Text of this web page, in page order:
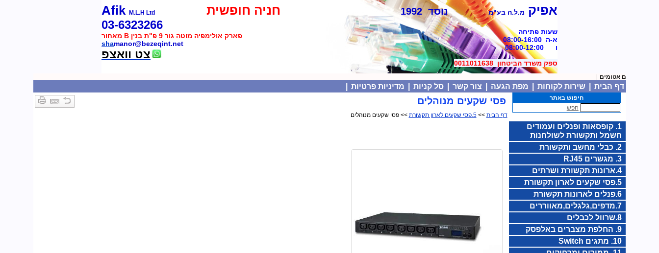
אפיק מ.ל.ה בע"מ נוסד 1992 חניה חופשית M.L.H Ltd
03-6323266
פארק אולימפיה מוטה גור 9 פ"ת בנין B מאחור
shamanor@bezeqint.net
צט וואצפ
שעות פתיחה
א-ה 08:00-16:00
ו 08:00-12:00
ספק משרד הביטחון 0011011638
|
דף הבית שירות לקוחות מפת הגעה צור קשר סל קניות מדיניות פרטיות
חיפוש באתר
חפש
1. קופסאות ופנלים ועמודים
חשמל ותקשורת לשולחנות
2. כבלי מחשב ותקשורת
3. מגשרים RJ45
4.ארונות תקשורת ושרתים
5.פסי שקעים לארון תקשורת
6.פנלים לארונות תקשורת
7.מדפים,גלגלים,מאווררים
8.שרוול לכבלים
9. החלפת מצברים באלפסק
10. מתגים Switch
פסי שקעים מנוהלים
דף הבית >>5.פסי שקעים לארון תקשורת >> פסי שקעים מנוהלים